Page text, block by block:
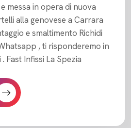
messa in opera di nuova
alla genovese a Carrara
e smaltimento Richidi
, ti risponderemo in
Fast Infissi La Spezia